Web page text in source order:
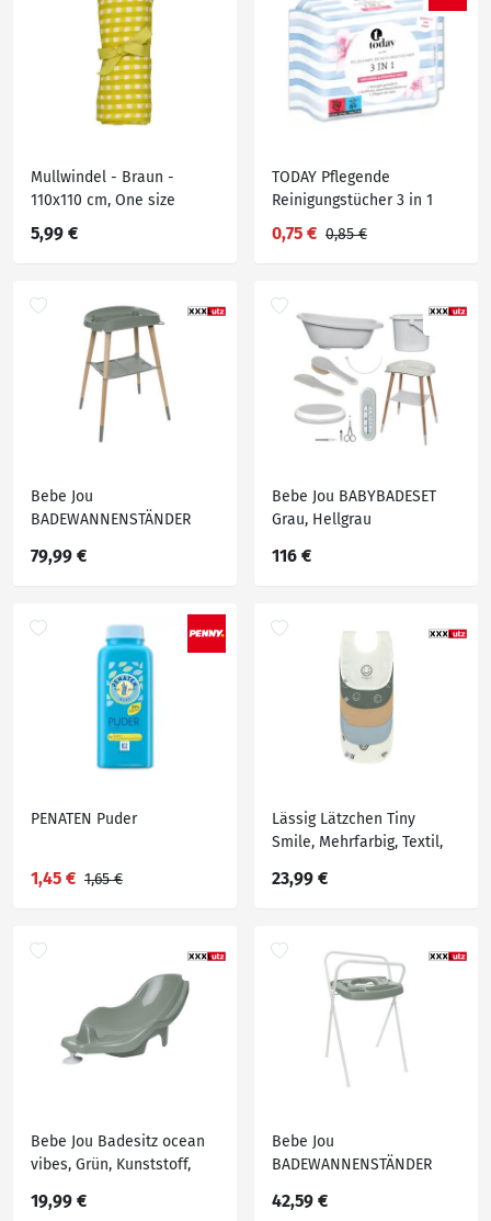
Mullwindel - Braun -
110x110 cm, One size
5,99 €
TODAY Pflegende
Reinigungstücher 3 in 1
0,75 € 0,85 €
Bebe Jou
BADEWANNENSTÄNDER
79,99 €
Bebe Jou BABYBADESET
Grau, Hellgrau
116 €
PENATEN Puder
1,45 € 1,65 €
Lässig Lätzchen Tiny
Smile, Mehrfarbig, Textil,
Nässeschutzfolie,
23,99 €
Bebe Jou Badesitz ocean
vibes, Grün, Kunststoff,
Wickeln, Babywannen
19,99 €
Bebe Jou
BADEWANNENSTÄNDER
42,59 €